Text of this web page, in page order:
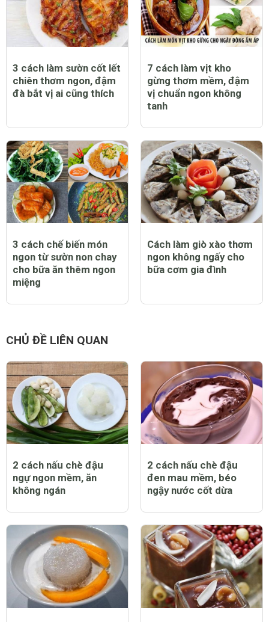
3 cách làm sườn cốt lết
chiên thơm ngon, đậm
đà bắt vị ai cũng thích
7 cách làm vịt kho
gừng thơm mềm, đậm
vị chuẩn ngon không
tanh
3 cách chế biến món
ngon từ sườn non chay
cho bữa ăn thêm ngon
miệng
Cách làm giò xào thơm
ngon không ngấy cho
bữa cơm gia đình
CHỦ ĐỀ LIÊN QUAN
2 cách nấu chè đậu
ngự ngon mềm, ăn
không ngán
2 cách nấu chè đậu
đen mau mềm, béo
ngậy nước cốt dừa